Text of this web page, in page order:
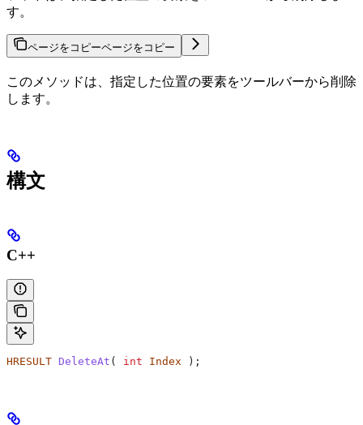
す。
ページをコピーページをコピー
このメソッドは、指定した位置の要素をツールバーから削除
します。
構文
C++
HRESULT DeleteAt ( int Index );